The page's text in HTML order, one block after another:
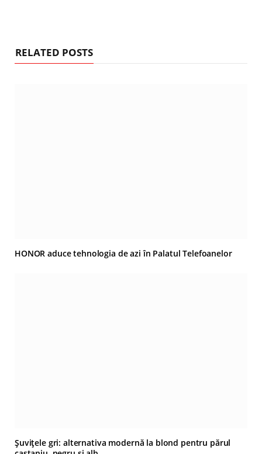
RELATED POSTS
HONOR aduce tehnologia de azi în Palatul Telefoanelor
Șuvițele gri: alternativa modernă la blond pentru părul